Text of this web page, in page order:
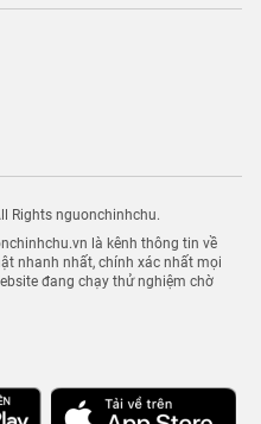
Rights nguonchinhchu.
là kênh thông tin về
nhanh nhất, chính xác nhất mọi
đang chạy thử nghiệm chờ